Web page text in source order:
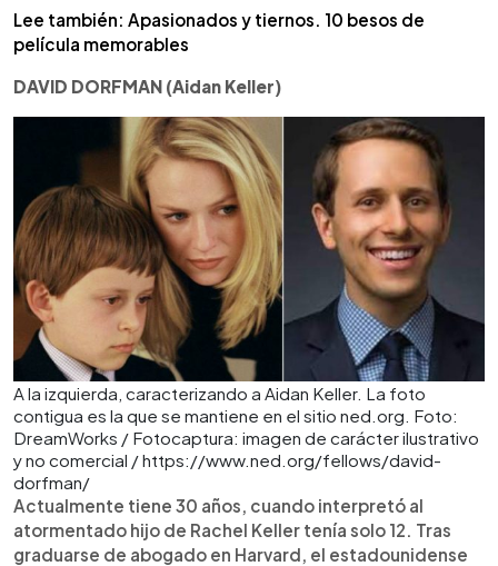
Lee también: Apasionados y tiernos. 10 besos de
película memorables
DAVID DORFMAN (Aidan Keller)
A la izquierda, caracterizando a Aidan Keller. La foto
contigua es la que se mantiene en el sitio ned.org. Foto:
DreamWorks / Fotocaptura: imagen de carácter ilustrativo
y no comercial / https://www.ned.org/fellows/david-
dorfman/
Actualmente tiene 30 años, cuando interpretó al
atormentado hijo de Rachel Keller tenía solo 12. Tras
graduarse de abogado en Harvard, el estadounidense